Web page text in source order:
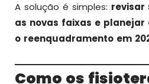
A solução é simples: revisar
as novas faixas e
o reenquadramento em
Como os